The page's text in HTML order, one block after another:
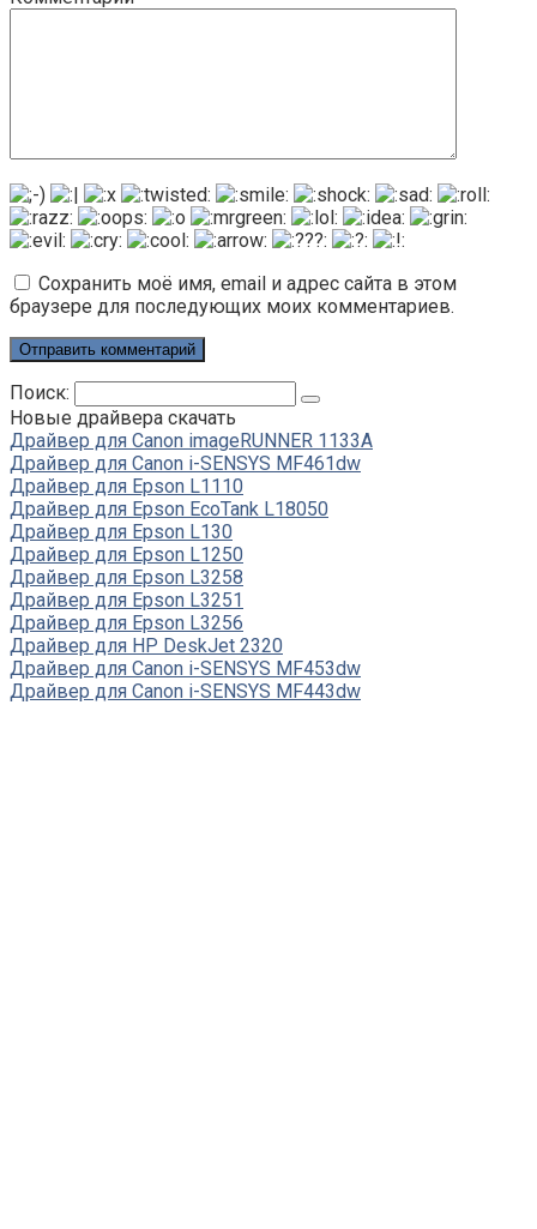
Сохранить моё имя, email и адрес сайта в этом
браузере для последующих моих комментариев.
Поиск:
Новые драйвера скачать
Драйвер для Canon imageRUNNER 1133A
Драйвер для Canon i-SENSYS MF461dw
Драйвер для Epson L1110
Драйвер для Epson EcoTank L18050
Драйвер для Epson L130
Драйвер для Epson L1250
Драйвер для Epson L3258
Драйвер для Epson L3251
Драйвер для Epson L3256
Драйвер для HP DeskJet 2320
Драйвер для Canon i-SENSYS MF453dw
Драйвер для Canon i-SENSYS MF443dw